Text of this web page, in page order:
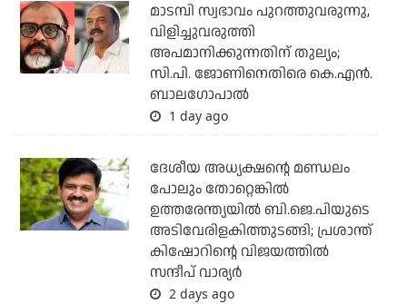
മാടമ്പി സ്വഭാവം പുറത്തുവരുന്നു,
വിളിച്ചുവരുത്തി
അപമാനിക്കുന്നതിന് തുല്യം;
സി.പി. ജോണിനെതിരെ കെ.എന്‍.
ബാലഗോപാല്‍
1 day ago
ദേശീയ അധ്യക്ഷന്റെ മണ്ഡലം
പോലും തോറ്റെങ്കില്‍
ഉത്തരേന്ത്യയില്‍ ബി.ജെ.പിയുടെ
അടിവേരിളകിത്തുടങ്ങി; പ്രശാന്ത്
കിഷോറിന്റെ വിജയത്തില്‍
സന്ദീപ് വാര്യര്‍
2 days ago